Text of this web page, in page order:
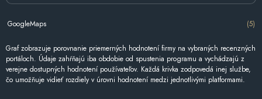
GoogleMaps (5)
Graf zobrazuje porovnanie priemerných hodnotení firmy na vybraných recenzných
portáloch. Údaje zahŕňajú iba obdobie od spustenia programu a vychádzajú z
verejne dostupných hodnotení používateľov. Každá krivka zodpovedá inej službe,
čo umožňuje vidieť rozdiely v úrovni hodnotení medzi jednotlivými platformami.